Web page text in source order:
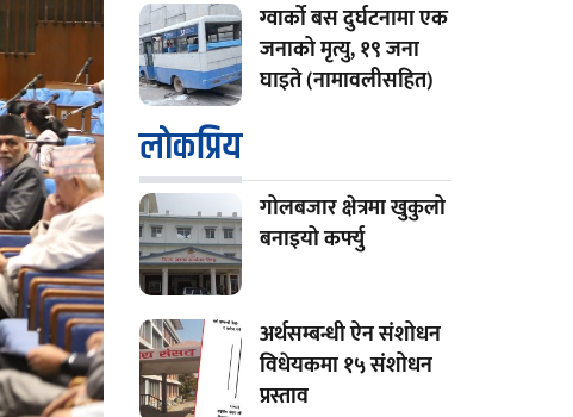
ग्वार्को बस दुर्घटनामा एक
जनाको मृत्यु, १९ जना
घाइते (नामावलीसहित)
लाेकप्रिय
गोलबजार क्षेत्रमा खुकुलो
बनाइयो कर्फ्यु
अर्थसम्बन्धी ऐन संशोधन
विधेयकमा १५ संशोधन
प्रस्ताव